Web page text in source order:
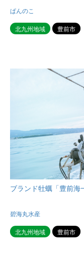
ぱんのこ
北九州地域 豊前市
ブランド牡蠣「豊前海
碧海丸水産
北九州地域 豊前市